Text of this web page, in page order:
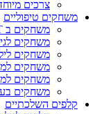
צרכים
משחקים טיפוליים
משחקים ב CBT
משחקים
משחקים
משחקים
משחקים
משחקים
קלפים השלכתיים